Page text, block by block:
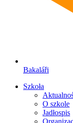
Bakaláři
Szkoła
O szkole
Jadłospis